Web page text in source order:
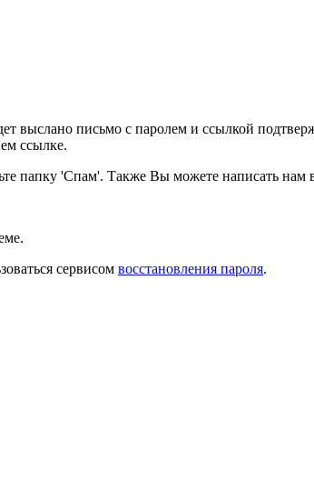
выслано письмо с паролем и ссылкой
ссылке.
папку 'Спам'. Также Вы можете написать нам
сервисом восстановления пароля.